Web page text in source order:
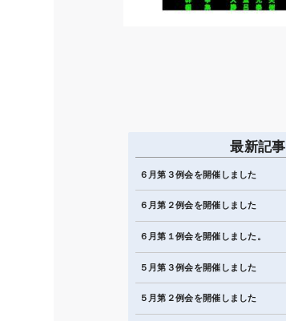
最新記事
６月第３例会を開催しました
６月第２例会を開催しました
６月第１例会を開催しました。
５月第３例会を開催しました
５月第２例会を開催しました